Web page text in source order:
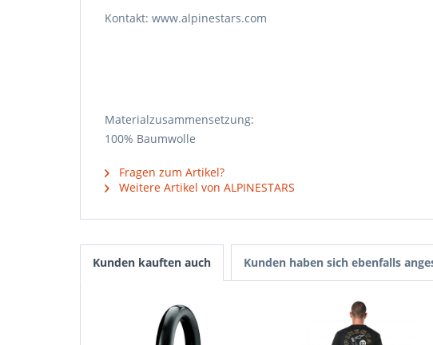
Kontakt: www.alpinestars.com
Materialzusammensetzung:
100% Baumwolle
Fragen zum Artikel?
Weitere Artikel von ALPINESTARS
Kunden kauften auch Kunden haben sich ebenfalls